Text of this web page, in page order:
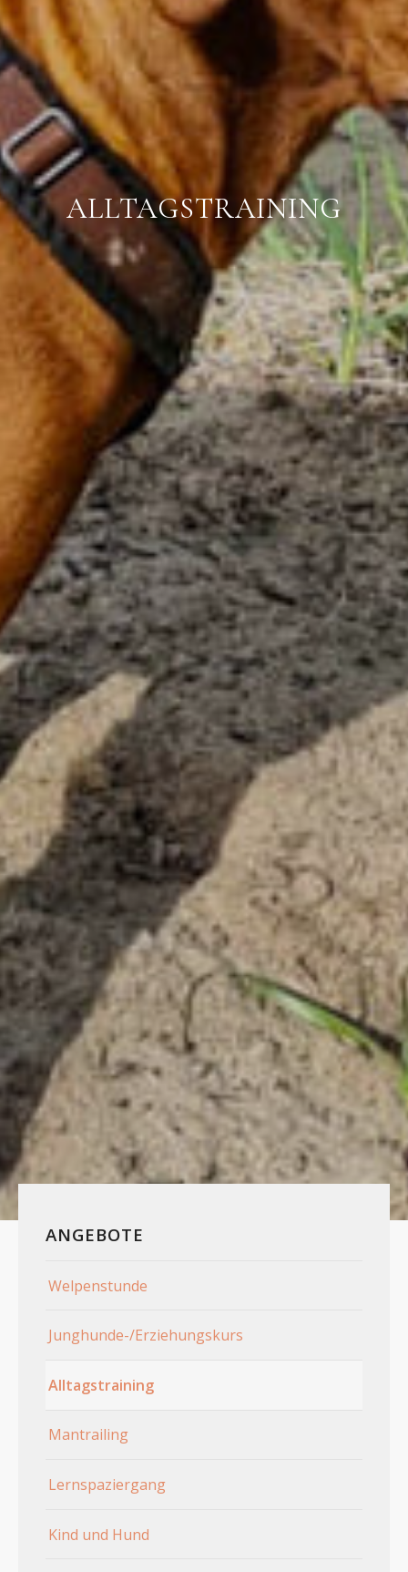
ALLTAGSTRAINING
ANGEBOTE
Welpenstunde
Junghunde-/Erziehungskurs
Alltagstraining
Mantrailing
Lernspaziergang
Kind und Hund